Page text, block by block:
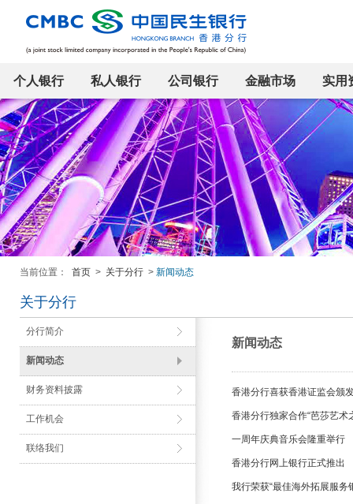
个人银行 私人银行 公司银行 金融市场 实用
当前位置： 首页 > 关于分行 > 新闻动态
关于分行
分行简介
新闻动态
财务资料披露
工作机会
联络我们
新闻动态
香港分行喜获香港证监会颁
香港分行独家合作“芭莎艺术
一周年庆典音乐会隆重举行
香港分行网上银行正式推出
我行荣获“最佳海外拓展服务